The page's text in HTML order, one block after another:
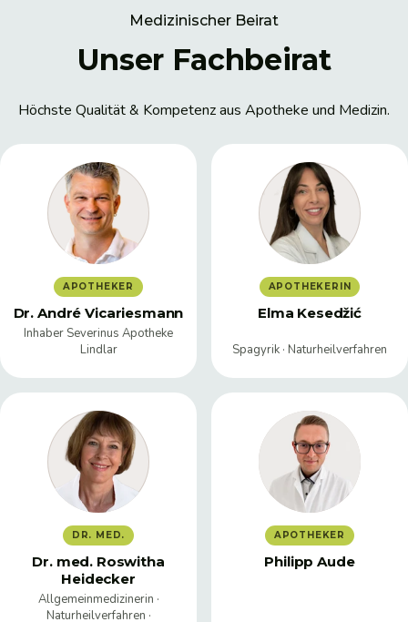
Medizinischer Beirat
Unser Fachbeirat
Höchste Qualität & Kompetenz aus Apotheke und Medizin.
APOTHEKER
Dr. André Vicariesmann
Inhaber Severinus Apotheke
Lindlar
APOTHEKERIN
Elma Kesedžić
Spagyrik · Naturheilverfahren
DR. MED.
Dr. med. Roswitha
Heidecker
Allgemeinmedizinerin ·
Naturheilverfahren ·
APOTHEKER
Philipp Aude